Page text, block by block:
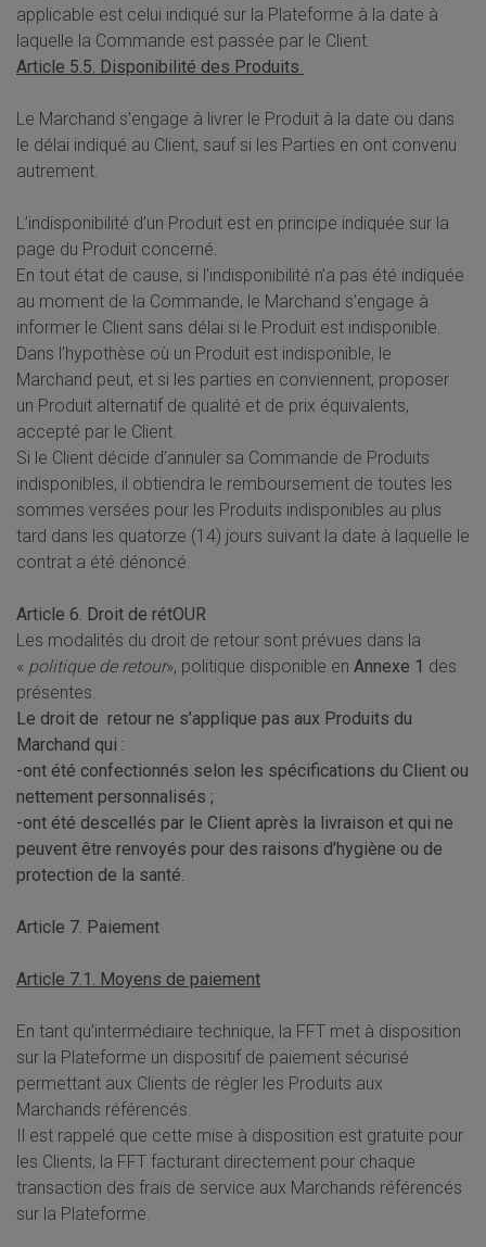
applicable est celui indiqué sur la Plateforme à la date à
laquelle la Commande est passée par le Client.
Article 5.5. Disponibilité des Produits
Le Marchand s’engage à livrer le Produit à la date ou dans
le délai indiqué au Client, sauf si les Parties en ont convenu
autrement.
L’indisponibilité d’un Produit est en principe indiquée sur la
page du Produit concerné.
En tout état de cause, si l’indisponibilité n’a pas été indiquée
au moment de la Commande, le Marchand s’engage à
informer le Client sans délai si le Produit est indisponible.
Dans l’hypothèse où un Produit est indisponible, le
Marchand peut, et si les parties en conviennent, proposer
un Produit alternatif de qualité et de prix équivalents,
accepté par le Client.
Si le Client décide d’annuler sa Commande de Produits
indisponibles, il obtiendra le remboursement de toutes les
sommes versées pour les Produits indisponibles au plus
tard dans les quatorze (14) jours suivant la date à laquelle le
contrat a été dénoncé.
Article 6. Droit de rétOUR
Les modalités du droit de retour sont prévues dans la
« politique de retour», politique disponible en Annexe 1 des
présentes.
Le droit de retour ne s’applique pas aux Produits du
Marchand qui :
-ont été confectionnés selon les spécifications du Client ou
nettement personnalisés ;
-ont été descellés par le Client après la livraison et qui ne
peuvent être renvoyés pour des raisons d’hygiène ou de
protection de la santé.
Article 7. Paiement
Article 7.1. Moyens de paiement
En tant qu’intermédiaire technique, la FFT met à disposition
sur la Plateforme un dispositif de paiement sécurisé
permettant aux Clients de régler les Produits aux
Marchands référencés.
Il est rappelé que cette mise à disposition est gratuite pour
les Clients, la FFT facturant directement pour chaque
transaction des frais de service aux Marchands référencés
sur la Plateforme.